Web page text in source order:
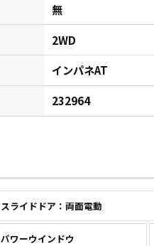
無
2WD
インパネAT
232964
スライドドア：両面電動
パワーウインドウ